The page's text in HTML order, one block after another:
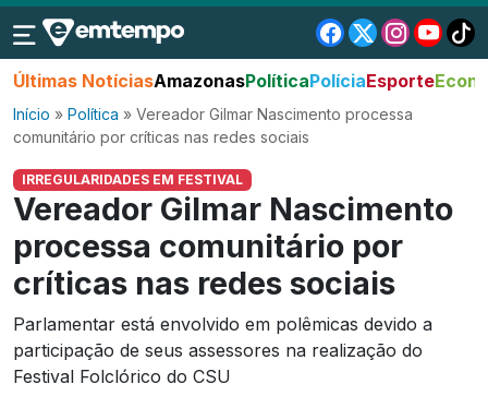
Últimas NotíciasAmazonasPolíticaPolíciaEsporte
Início » Política » Vereador Gilmar Nascimento processa
comunitário por críticas nas redes sociais
IRREGULARIDADES EM FESTIVAL
Vereador Gilmar Nascimento
processa comunitário por
críticas nas redes sociais
Parlamentar está envolvido em polêmicas devido a
participação de seus assessores na realização do
Festival Folclórico do CSU